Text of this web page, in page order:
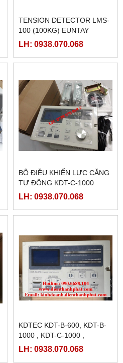
TENSION DETECTOR LMS-
100 (100KG) EUNTAY
LH: 0938.070.068
BỘ ĐIỀU KHIỂN LỰC CĂNG
TỰ ĐỘNG KDT-C-1000
LH: 0938.070.068
KDTEC KDT-B-600, KDT-B-
1000 , KDT-C-1000 ,
TENSION CONTROLLER ,
LH: 0938.070.068